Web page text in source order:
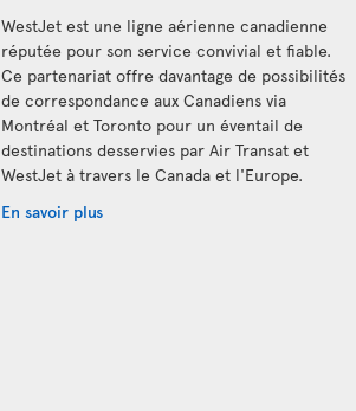
WestJet est une ligne aérienne canadienne
réputée pour son service convivial et fiable.
Ce partenariat offre davantage de possibilités
de correspondance aux Canadiens via
Montréal et Toronto pour un éventail de
destinations desservies par Air Transat et
WestJet à travers le Canada et l'Europe.
En savoir plus